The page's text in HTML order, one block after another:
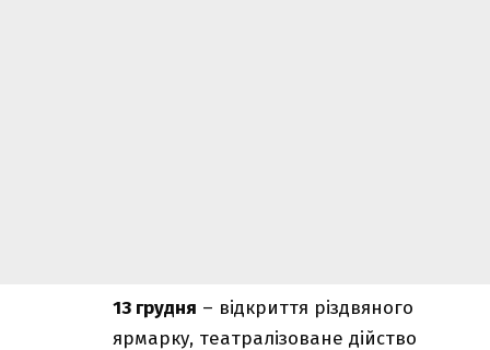
13 грудня – відкриття різдвяного
ярмарку, театралізоване дійство